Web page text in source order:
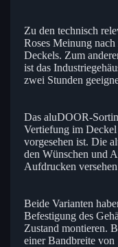
Zu den technisch
Roses Meinung
Deckels. Zum
ist das
zwei Stunden
Das aluDOOR-
Vertiefung im
vorgesehen ist. Die
den Wünschen und
Aufdrucken
Beide Varianten
Befestigung des
Zustand montieren.
einer Bandbreite